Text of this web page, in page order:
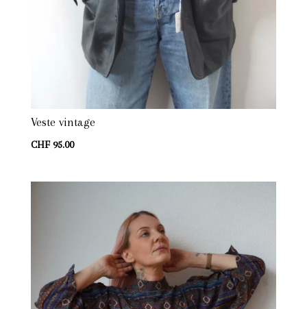
Veste vintage
CHF95.00